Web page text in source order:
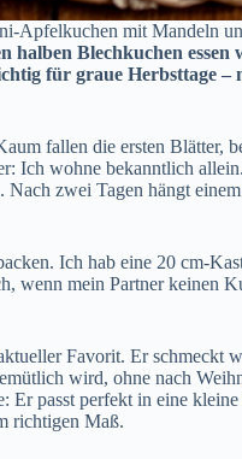
Apfelkuchen mit Mandeln
Blechkuchen
für graue Herbsttage
fallen die ersten Blätter,
Ich wohne bekanntlich
zwei Tagen hängt
Ich hab eine 20 cm-
wenn mein Partner keinen
Favorit. Er schmeckt
wird, ohne nach
Er passt perfekt in eine
richtigen Maß.